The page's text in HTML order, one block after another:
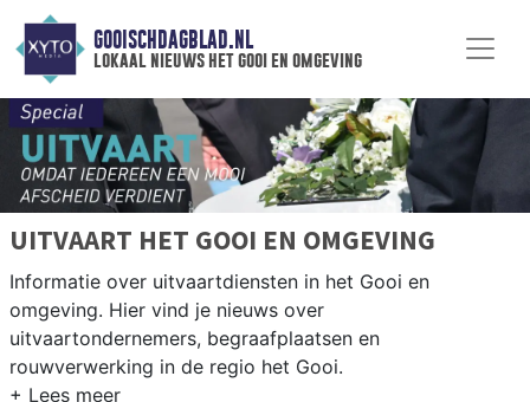
GOOISCHDAGBLAD.NL
lokaal nieuws het gooi en omgeving
UITVAART HET GOOI EN OMGEVING
Informatie over uitvaartdiensten in het Gooi en
omgeving. Hier vind je nieuws over
uitvaartondernemers, begraafplaatsen en
rouwverwerking in de regio het Gooi.